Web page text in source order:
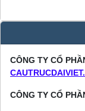
CÔNG TY CỔ
CÔNG TY CỔ